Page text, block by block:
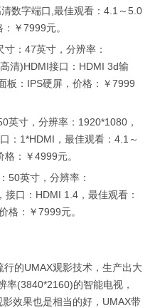
数字端口,最佳观看：4.1～5.0
￥7999元。
：47英寸，分辨率：
清)HDMI接口：HDMI 3d输
板：IPS硬屏，价格：￥7999
英寸，分辨率：1920*1080，
：1*HDMI，最佳观看：4.1～
：￥4999元。
50英寸，分辨率：
口：HDMI 1.4，最佳观看：
格：￥7999元。
的UMAX观影技术，生产出大
率(3840*2160)的智能电视，
效果也是相当的好，UMAX带